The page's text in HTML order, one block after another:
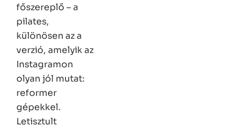
főszereplő – a
pilates,
különösen az a
verzió, amelyik az
Instagramon
olyan jól mutat:
reformer
gépekkel.
Letisztult